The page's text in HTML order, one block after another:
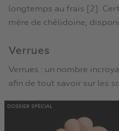
longtemps au frais [2].
mère de chélidoine,
Verrues
Verrues : un nombre
afin de tout savoir sur les